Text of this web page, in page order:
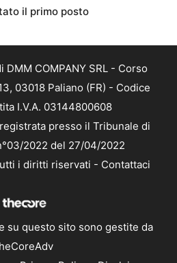
il primo posto
COMPANY SRL - Corso
03018 Paliano (FR) - Codice
I.V.A. 03144800608
presso il Tribunale di
2022 del 27/04/2022
i diritti riservati - Contattaci
su questo sito sono gestite da